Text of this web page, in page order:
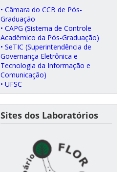
• Câmara do CCB de Pós-
Graduação
• CAPG (Sistema de Controle
Acadêmico da Pós-Graduação)
• SeTIC (Superintendência de
Governança Eletrônica e
Tecnologia da Informação e
Comunicação)
• UFSC
Sites dos Laboratórios